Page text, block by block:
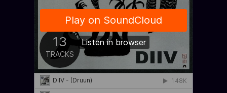
Prophétie confirmée
ÉDITORIAL ÉQUIPE + AUTEURS
À propos